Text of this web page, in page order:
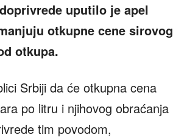
uputilo je apel
otkupne cene sirovog
otkupa.
Srbiji da će otkupna cena
po litru i njihovog obraćanja
tim povodom,